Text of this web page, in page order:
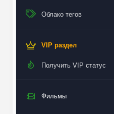
Облако тегов
VIP раздел
Получить VIP статус
Фильмы